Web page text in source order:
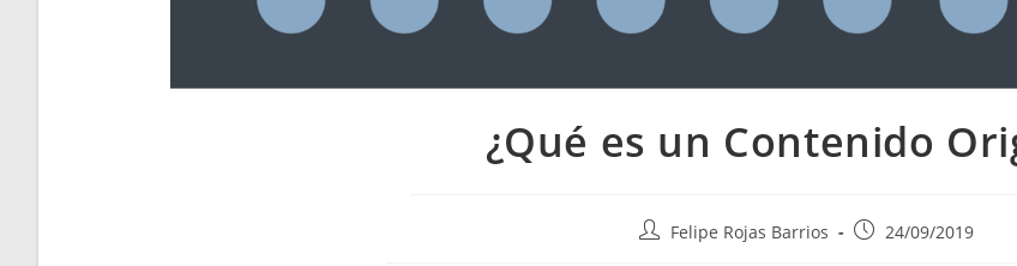
¿Qué es un Contenido
Post Felipe Rojas Barrios
Post 24/09/2019